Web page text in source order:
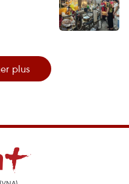
plus